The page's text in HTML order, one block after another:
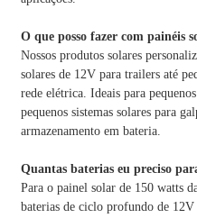
O que posso fazer com painéis
Nossos produtos solares
solares de 12V para trailers até
rede elétrica. Ideais para
pequenos sistemas solares para
armazenamento em bateria.
Quantas baterias eu preciso
Para o painel solar de 150 watts
baterias de ciclo profundo de 12V